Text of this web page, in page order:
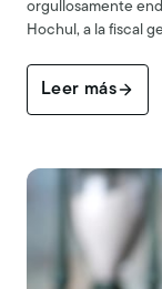
orgullosamente
Hochul, a la fiscal
Leer más